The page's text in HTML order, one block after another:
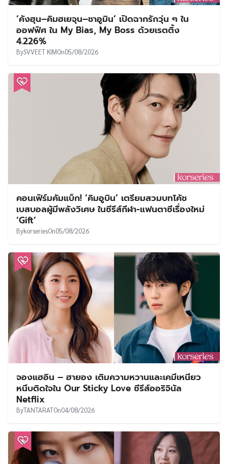
‘คังฮุน–คิมฮเยจุน–ชาอูมิน’ เปิดฉากรักวุ่น ๆ ใน
ออฟฟิศ ใน My Bias, My Boss ด้วยเรตติ้ง
4.226%
BySVVEET KIMOn05/08/2026
คอนเฟิร์มคัมแบ็ก! ‘คิมอูบิน’ เตรียมสวมบทโค้ช
เบสบอลผู้มีพลังวิเศษ ในซีรีส์กีฬา-แฟนตาซีเรื่องใหม่
‘Gift’
BykorseriesOn05/08/2026
จองแฮอิน – ฮายอง เติมความหวานและเคมีเหนียว
หนึบติดใจใน Our Sticky Love ซีรีส์ออริจินัล
Netflix
ByTANTARATOn04/08/2026